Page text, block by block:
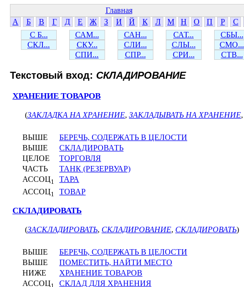
Главная
А
Б В Г Д Е Ж З И Й К Л М Н О П Р С
С Б...
САМ... САН... САТ... СБЫ...
СКЛ...
СКУ... СЛИ... СЛЫ... СМО...
СПИ...
СПР... СРИ... СТВ...
Текстовый вход: СКЛАДИРОВАНИЕ
ХРАНЕНИЕ ТОВАРОВ
(ЗАКЛАДКА НА ХРАНЕНИЕ, ЗАКЛАДЫВАТЬ НА ХРАНЕНИЕ,
ВЫШЕ
БЕРЕЧЬ, СОДЕРЖАТЬ В ЦЕЛОСТИ
ВЫШЕ
СКЛАДИРОВАТЬ
ЦЕЛОЕ
ТОРГОВЛЯ
ЧАСТЬ
ТАНК (РЕЗЕРВУАР)
АССОЦ1
ТАРА
АССОЦ1 ТОВАР
СКЛАДИРОВАТЬ
(ЗАСКЛАДИРОВАТЬ, СКЛАДИРОВАНИЕ, СКЛАДИРОВАТЬ)
ВЫШЕ
БЕРЕЧЬ, СОДЕРЖАТЬ В ЦЕЛОСТИ
ВЫШЕ
ПОМЕСТИТЬ, НАЙТИ МЕСТО
НИЖЕ
ХРАНЕНИЕ ТОВАРОВ
АССОЦ
СКЛАД ДЛЯ ХРАНЕНИЯ